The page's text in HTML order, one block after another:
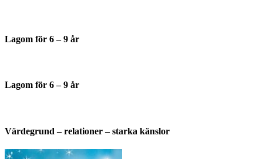
Lagom för 6 – 9 år
Lagom för 6 – 9 år
Värdegrund – relationer – starka känslor